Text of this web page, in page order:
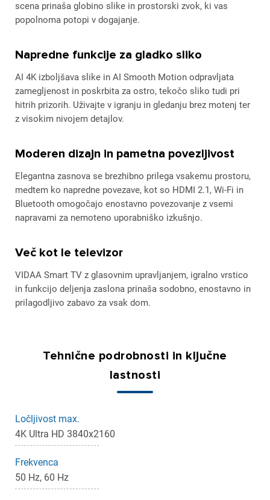
scena prinaša globino slike in prostorski zvok, ki vas
popolnoma potopi v dogajanje.
Napredne funkcije za gladko sliko
AI 4K izboljšava slike in AI Smooth Motion odpravljata
zamegljenost in poskrbita za ostro, tekočo sliko tudi pri
hitrih prizorih. Uživajte v igranju in gledanju brez motenj ter
z visokim nivojem detajlov.
Moderen dizajn in pametna povezljivost
Elegantna zasnova se brezhibno prilega vsakemu prostoru,
medtem ko napredne povezave, kot so HDMI 2.1, Wi-Fi in
Bluetooth omogočajo enostavno povezovanje z vsemi
napravami za nemoteno uporabniško izkušnjo.
Več kot le televizor
VIDAA Smart TV z glasovnim upravljanjem, igralno vrstico
in funkcijo deljenja zaslona prinaša sodobno, enostavno in
prilagodljivo zabavo za vsak dom.
Tehnične podrobnosti in ključne
lastnosti
Ločljivost max.
4K Ultra HD 3840x2160
Frekvenca
50 Hz, 60 Hz